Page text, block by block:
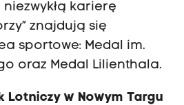
karierę
znajdują się
sportowe: Medal im.
oraz Medal Lilienthala.
Lotniczy w Nowym Targu